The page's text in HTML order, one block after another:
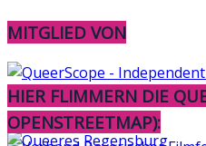
MITGLIED VON
HIER FLIMMERN DIE
OPENSTREETMAP):